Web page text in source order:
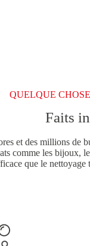
QUELQUE
Faits
et des millions
comme les
que le